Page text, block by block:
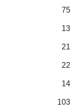
75
13
21
22
14
103